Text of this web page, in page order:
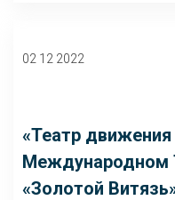
02 12 2022
«Театр движения
Международном
«Золотой